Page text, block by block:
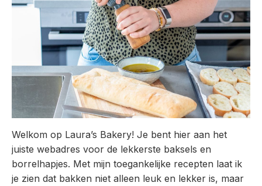
Welkom op Laura’s Bakery! Je bent hier aan het
juiste webadres voor de lekkerste baksels en
borrelhapjes. Met mijn toegankelijke recepten laat ik
je zien dat bakken niet alleen leuk en lekker is, maar